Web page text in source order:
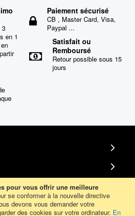
pour vous offrir une meilleure
se conformer à la nouvelle directive
devons vous demander votre
des cookies sur votre ordinateur. En
3
en 1
Paiement sécurisé
CB , Master Card, Visa,
Paypal ...
Satisfait ou
Remboursé
Retour possible sous 15
jours